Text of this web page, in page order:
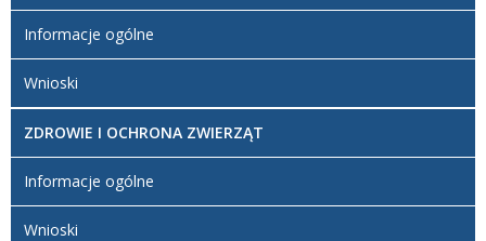
Informacje ogólne
Wnioski
ZDROWIE I OCHRONA ZWIERZĄT
Informacje ogólne
Wnioski